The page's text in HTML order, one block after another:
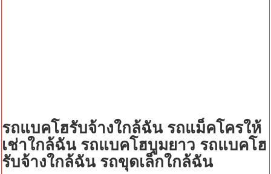
รถแบคโฮรับจ้างใกล้ฉัน รถแม็คโครให้
เช่าใกล้ฉัน รถแบคโฮบูมยาว รถแบคโฮ
รับจ้างใกล้ฉัน รถขุดเล็กใกล้ฉัน